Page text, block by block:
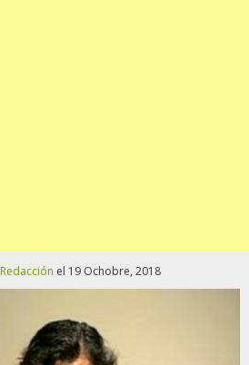
Redacción el 19 Ochobre, 2018